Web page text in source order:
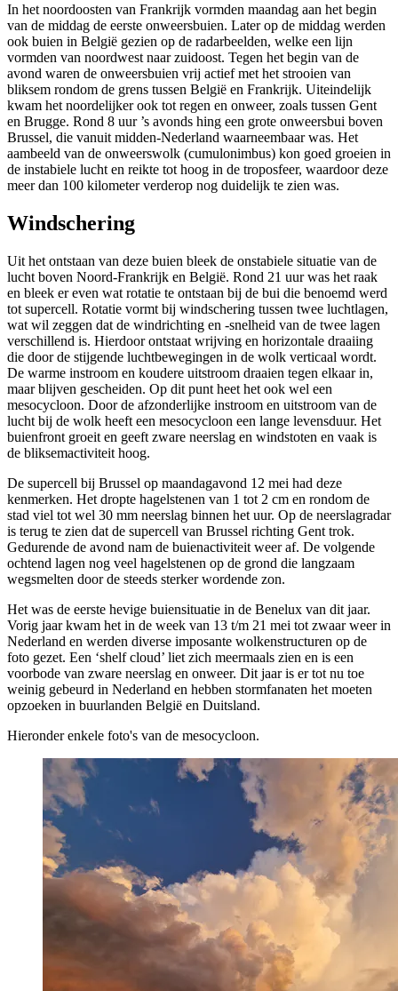
In het noordoosten van Frankrijk vormden maandag aan het begin
van de middag de eerste onweersbuien. Later op de middag werden
ook buien in België gezien op de radarbeelden, welke een lijn
vormden van noordwest naar zuidoost. Tegen het begin van de
avond waren de onweersbuien vrij actief met het strooien van
bliksem rondom de grens tussen België en Frankrijk. Uiteindelijk
kwam het noordelijker ook tot regen en onweer, zoals tussen Gent
en Brugge. Rond 8 uur ’s avonds hing een grote onweersbui boven
Brussel, die vanuit midden-Nederland waarneembaar was. Het
aambeeld van de onweerswolk (cumulonimbus) kon goed groeien in
de instabiele lucht en reikte tot hoog in de troposfeer, waardoor deze
meer dan 100 kilometer verderop nog duidelijk te zien was.
Windschering
Uit het ontstaan van deze buien bleek de onstabiele situatie van de
lucht boven Noord-Frankrijk en België. Rond 21 uur was het raak
en bleek er even wat rotatie te ontstaan bij de bui die benoemd werd
tot supercell. Rotatie vormt bij windschering tussen twee luchtlagen,
wat wil zeggen dat de windrichting en -snelheid van de twee lagen
verschillend is. Hierdoor ontstaat wrijving en horizontale draaiing
die door de stijgende luchtbewegingen in de wolk verticaal wordt.
De warme instroom en koudere uitstroom draaien tegen elkaar in,
maar blijven gescheiden. Op dit punt heet het ook wel een
mesocycloon. Door de afzonderlijke instroom en uitstroom van de
lucht bij de wolk heeft een mesocycloon een lange levensduur. Het
buienfront groeit en geeft zware neerslag en windstoten en vaak is
de bliksemactiviteit hoog.
De supercell bij Brussel op maandagavond 12 mei had deze
kenmerken. Het dropte hagelstenen van 1 tot 2 cm en rondom de
stad viel tot wel 30 mm neerslag binnen het uur. Op de neerslagradar
is terug te zien dat de supercell van Brussel richting Gent trok.
Gedurende de avond nam de buienactiviteit weer af. De volgende
ochtend lagen nog veel hagelstenen op de grond die langzaam
wegsmelten door de steeds sterker wordende zon.
Het was de eerste hevige buiensituatie in de Benelux van dit jaar.
Vorig jaar kwam het in de week van 13 t/m 21 mei tot zwaar weer in
Nederland en werden diverse imposante wolkenstructuren op de
foto gezet. Een ‘shelf cloud’ liet zich meermaals zien en is een
voorbode van zware neerslag en onweer. Dit jaar is er tot nu toe
weinig gebeurd in Nederland en hebben stormfanaten het moeten
opzoeken in buurlanden België en Duitsland.
Hieronder enkele foto's van de mesocycloon.